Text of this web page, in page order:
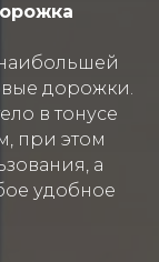
дорожки.
в тонусе
при этом
а
удобное